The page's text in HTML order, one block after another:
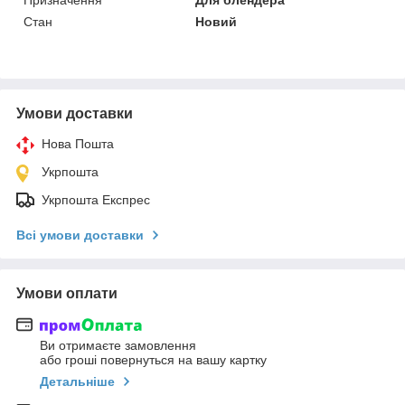
Стан
Новий
Умови доставки
Нова Пошта
Укрпошта
Укрпошта Експрес
Всі умови доставки
Умови оплати
Ви отримаєте замовлення
або гроші повернуться на вашу картку
Детальніше